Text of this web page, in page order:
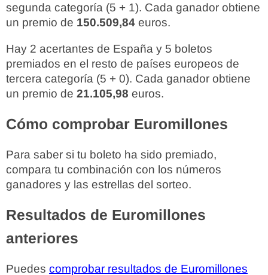
segunda categoría (5 + 1). Cada ganador obtiene
un premio de 150.509,84 euros.
Hay 2 acertantes de España y 5 boletos
premiados en el resto de países europeos de
tercera categoría (5 + 0). Cada ganador obtiene
un premio de 21.105,98 euros.
Cómo comprobar Euromillones
Para saber si tu boleto ha sido premiado,
compara tu combinación con los números
ganadores y las estrellas del sorteo.
Resultados de Euromillones
anteriores
Puedes comprobar resultados de Euromillones